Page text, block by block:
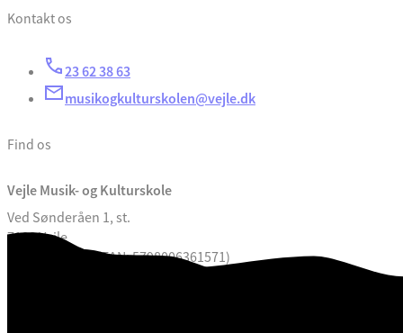
Kontakt os
23 62 38 63
musikogkulturskolen@vejle.dk
Find os
Vejle Musik- og Kulturskole
Ved Sønderåen 1, st.
7100 Vejle
CVR. 29189900 (EAN: 5798006361571)
Databeskyttelse